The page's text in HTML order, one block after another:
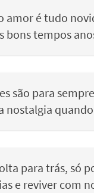
amor é tudo
bons tempos
são para
nostalgia
para trás, só
e reviver com